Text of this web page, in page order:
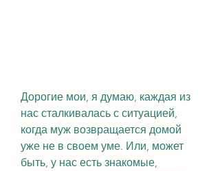
Дорогие мои, я думаю, каждая из
нас сталкивалась с ситуацией,
когда муж возвращается домой
уже не в своем уме. Или, может
быть, у нас есть знакомые,